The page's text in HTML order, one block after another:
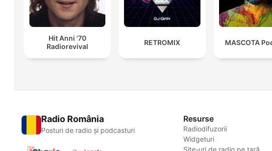
Hit Anni '70
Radiorevival
RETROMIX MASCOTA
Radio România
Posturi de radio și podcasturi
Resurse
Radiodifuzorii
Widgeturi
Site-uri de radio pe țară